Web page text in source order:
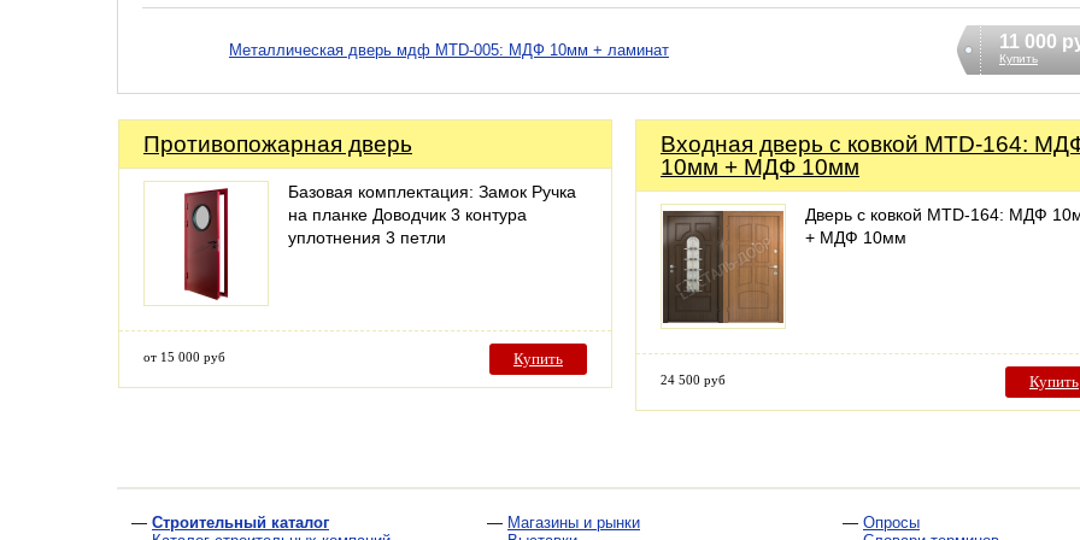
Металлическая дверь мдф MTD-005: МДФ 10мм + ламинат 11 000
Купить
Противопожарная дверь
Базовая комплектация: Замок Ручка
на планке Доводчик 3 контура
уплотнения 3 петли
от 15 000 руб Купить
Входная дверь с ковкой MTD-164:
10мм + МДФ 10мм
Дверь с ковкой MTD-164: МДФ
+ МДФ 10мм
24 500 руб Купить
— Строительный каталог
— Магазины и рынки
— Опросы